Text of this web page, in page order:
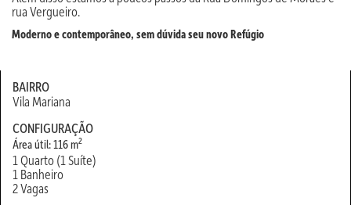
rua Vergueiro.
Moderno e contemporâneo, sem dúvida seu novo Refúgio
BAIRRO
Vila Mariana
CONFIGURAÇÃO
Área útil: 116 m2
1 Quarto (1 Suíte)
1 Banheiro
2 Vagas